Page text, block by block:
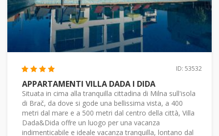
ID: 53532
APPARTAMENTI VILLA DADA I DIDA
Situata in cima alla tranquilla cittadina di Milna sull'isola
di Brač, da dove si gode una bellissima vista, a 400
metri dal mare e a 500 metri dal centro della città, Villa
Dada&Dida offre un luogo per una vacanza
indimenticabile e ideale vacanza tranquilla, lontano dal